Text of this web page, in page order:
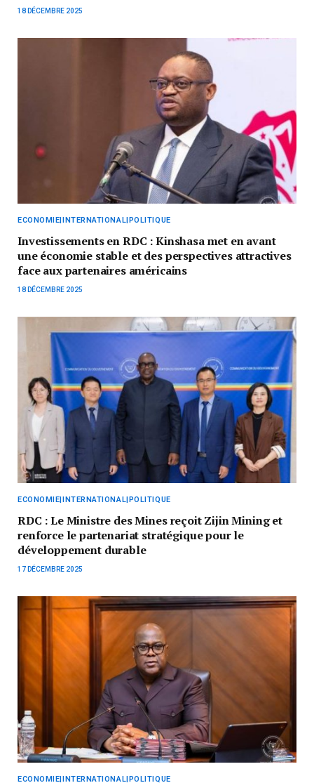
18 DÉCEMBRE 2025
ECONOMIE|INTERNATIONAL|POLITIQUE
Investissements en RDC : Kinshasa met en avant
une économie stable et des perspectives attractives
face aux partenaires américains
18 DÉCEMBRE 2025
ECONOMIE|INTERNATIONAL|POLITIQUE
RDC : Le Ministre des Mines reçoit Zijin Mining et
renforce le partenariat stratégique pour le
développement durable
17 DÉCEMBRE 2025
ECONOMIE|INTERNATIONAL|POLITIQUE